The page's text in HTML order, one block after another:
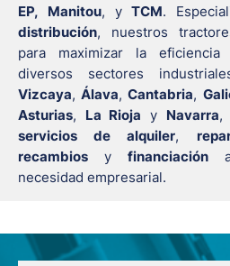
EP,
Manitou, yTCM.
distribución, nuestros
para maximizar la
diversos sectores
Vizcaya,Álava,Cantabria,
Asturias, La Rioja y Navarra,
servicios de alquiler,
recambios y financiación
necesidad empresarial.